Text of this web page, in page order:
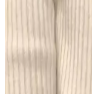
Morfose Kahve
İncelemesi ve
Morfose kahve renkli
sağlar, saç derisini
uyumu sağlar. Ancak,